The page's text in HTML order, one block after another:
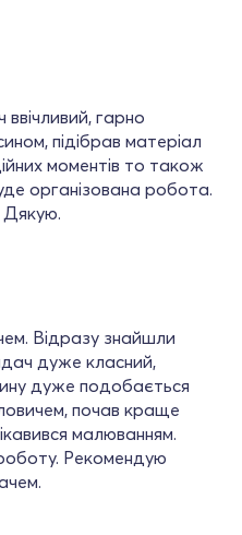
гарно
підібрав матеріал
моментів то також
організована робота.
Дякую.
Відразу знайшли
дуже класний,
дуже подобається
почав краще
малюванням.
Рекомендую